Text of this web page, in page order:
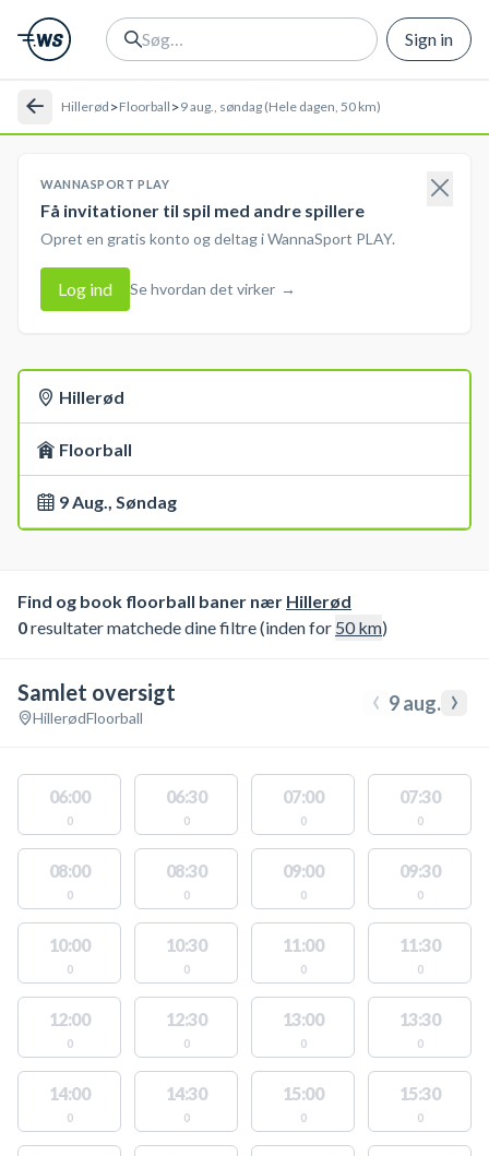
Sign in
Hillerød >Floorball >9 aug., søndag (Hele dagen, 50 km)
WANNASPORT PLAY
Få invitationer til spil med andre spillere
Opret en gratis konto og deltag i WannaSport PLAY.
Log ind Se hvordan det virker →
Hillerød
Floorball
9 Aug., Søndag
Find og book floorball baner nær Hillerød
0resultater matchede dine filtre (inden for 50km)
Samlet oversigt
HillerødFloorball ‹ 9 aug. ›
06:00
0
06:30
0
07:00
0
07:30
0
08:00
0
08:30
0
09:00
0
09:30
0
10:00
0
10:30
0
11:00
0
11:30
0
12:00
0
12:30
0
13:00
0
13:30
0
14:00
0
14:30
0
15:00
0
15:30
0